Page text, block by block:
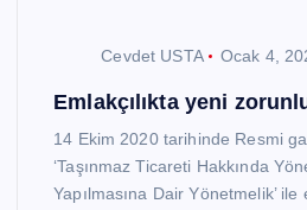
Cevdet USTA Ocak 4,
Emlakçılıkta yeni
14 Ekim 2020 tarihinde Resmi
‘Taşınmaz Ticareti Hakkında
Yapılmasına Dair Yönetmelik’ ile